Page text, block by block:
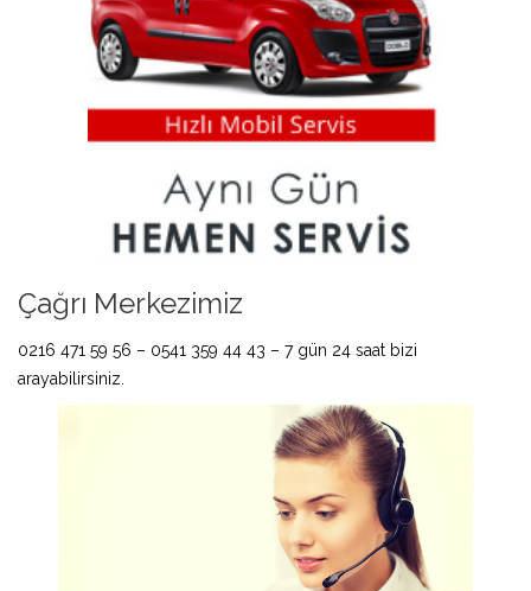
Çağrı Merkezimiz
0216 471 59 56 – 0541 359 44 43 – 7 gün 24 saat bizi
arayabilirsiniz.